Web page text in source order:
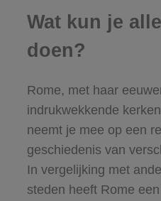
Wat kun je
doen?
Rome, met haar
indrukwekkende
neemt je mee op een
geschiedenis van
In vergelijking met
steden heeft Rome